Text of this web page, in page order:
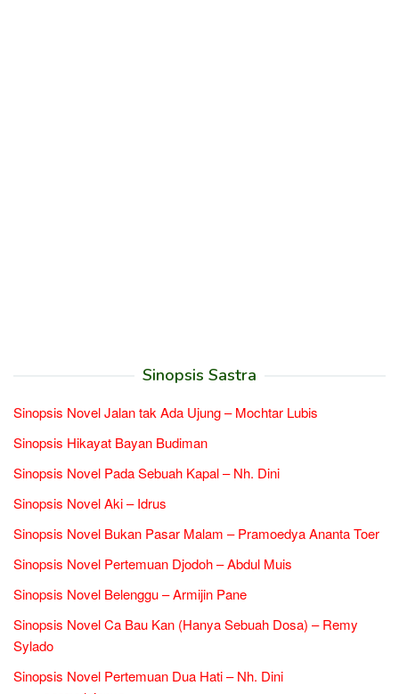
Sinopsis Sastra
Sinopsis Novel Jalan tak Ada Ujung – Mochtar Lubis
Sinopsis Hikayat Bayan Budiman
Sinopsis Novel Pada Sebuah Kapal – Nh. Dini
Sinopsis Novel Aki – Idrus
Sinopsis Novel Bukan Pasar Malam – Pramoedya Ananta Toer
Sinopsis Novel Pertemuan Djodoh – Abdul Muis
Sinopsis Novel Belenggu – Armijin Pane
Sinopsis Novel Ca Bau Kan (Hanya Sebuah Dosa) – Remy
Sylado
Sinopsis Novel Pertemuan Dua Hati – Nh. Dini